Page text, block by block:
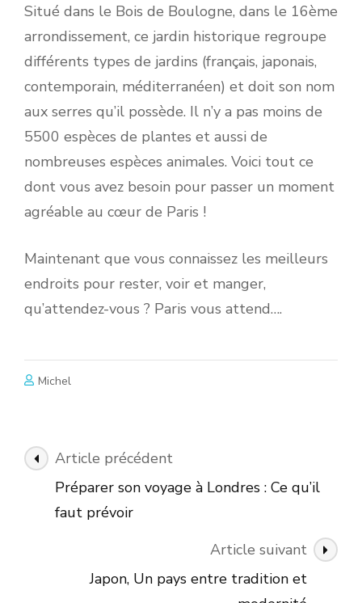
Situé dans le Bois de Boulogne, dans le 16ème
arrondissement, ce jardin historique regroupe
différents types de jardins (français, japonais,
contemporain, méditerranéen) et doit son nom
aux serres qu’il possède. Il n’y a pas moins de
5500 espèces de plantes et aussi de
nombreuses espèces animales. Voici tout ce
dont vous avez besoin pour passer un moment
agréable au cœur de Paris !
Maintenant que vous connaissez les meilleurs
endroits pour rester, voir et manger,
qu’attendez-vous ? Paris vous attend….
Michel
Navigation
des
articles
Article précédent
Préparer son voyage à Londres : Ce qu’il
faut prévoir
Article suivant
Japon, Un pays entre tradition et